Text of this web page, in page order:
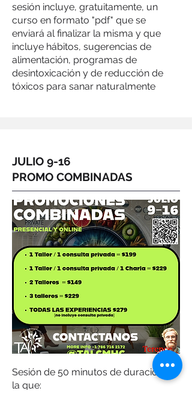
sesión incluye, gratuitamente, un
curso en formato "pdf" que se
enviará al finalizar la misma y que
incluye hábitos, sugerencias de
alimentación, programas de
desintoxicación y de reducción de
tóxicos para sanar naturalmente
JULIO 9-16
PROMO COMBINADAS
Sesión de 50 minutos de duración en
la que: